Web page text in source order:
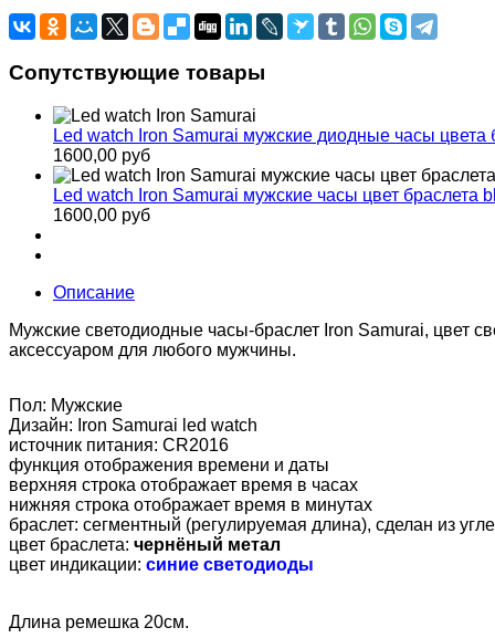
Сопутствующие товары
Led watch Iron Samurai мужские диодные часы цвета
1600,00 руб
Led watch Iron Samurai мужские часы цвет браслета
1600,00 руб
Описание
Мужские светодиодные часы-браслет Iron Samurai, цвет
аксессуаром для любого мужчины.
Пол: Мужские
Дизайн: Iron Samurai led watch
источник питания: CR2016
функция отображения времени и даты
верхняя строка отображает время в часах
нижняя строка отображает время в минутах
браслет: сегментный (регулируемая длина), сделан из
цвет браслета: чернёный метал
цвет индикации: синие светодиоды
Длина ремешка 20см.